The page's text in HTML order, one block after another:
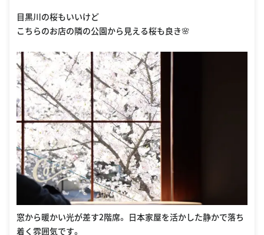
目黒川の桜もいいけど
こちらのお店の隣の公園から見える桜も良き🌸
窓から暖かい光が差す2階席。 日本家屋を活かした静かで落ち
着く雰囲気です。